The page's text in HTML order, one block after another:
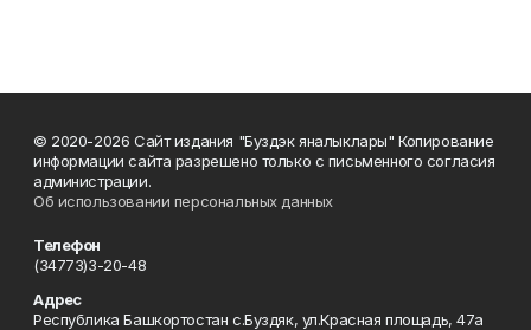
© 2020-2026 Сайт издания "Буздэк яналыклары" Копирование
информации сайта разрешено только с письменного согласия
администрации.
Об использовании персональных данных
Телефон
(34773)3-20-48
Адрес
Республика Башкортостан с.Буздяк, ул.Красная площадь, 47а